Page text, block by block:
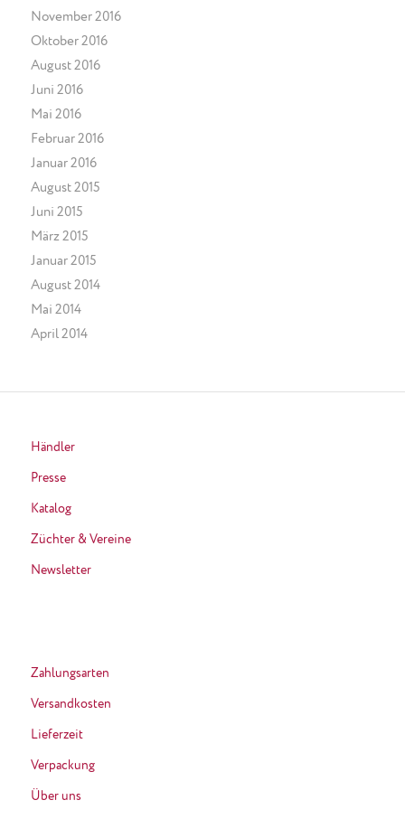
November 2016
Oktober 2016
August 2016
Juni 2016
Mai 2016
Februar 2016
Januar 2016
August 2015
Juni 2015
März 2015
Januar 2015
August 2014
Mai 2014
April 2014
Händler
Presse
Katalog
Züchter & Vereine
Newsletter
Zahlungsarten
Versandkosten
Lieferzeit
Verpackung
Über uns